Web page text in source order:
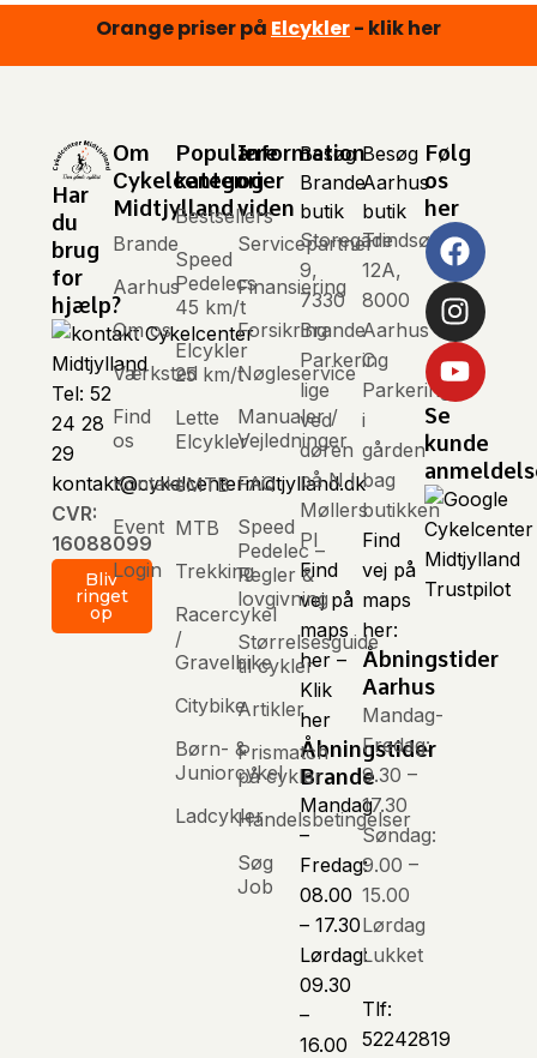
Orange priser påElcykler
eMTB- klik her
Har
du
brug
for
hjælp?
Tel: 52
24 28
29
kontakt@cykelcentermidtjylland.dk
CVR:
16088099
Bliv
ringet
op
Om
Cykelcenter
Midtjylland
Brande
Aarhus
Om os
Værksted
Find
os
Kontakt
Event
Login
Populære
kategorier
Bestsellers
Speed
Pedelecs
45 km/t
Elcykler
25 km/t
Lette
Elcykler
eMTB
MTB
Trekking
Racercykel
/
Gravelbike
Citybike
Børn- &
Juniorcykel
Ladcykler
Information
og
viden
Servicepartner
Finansiering
Forsikring
Nøgleservice
Manualer /
Vejledninger
FAQ
Speed
Pedelec –
Regler &
lovgivning
Størrelsesguide
til cykler
Artikler
Prismatch
på cykler
Handelsbetingelser
Søg
Job
Besøg
Brande
butik
Storegade
9,
7330
Brande
Parkering
lige
ved
døren
på N I
Møllers
Pl
Find
vej på
maps
her –
Klik
her
Åbningstider
Brande
Mandag
–
Fredag:
08.00
– 17.30
Lørdag:
09.30
–
16.00
Besøg
Aarhus
butik
Trindsøvej
12A,
8000
Aarhus
C
Parkering
i
gården
bag
butikken
Find
vej på
maps
her:
Åbningstider
Aarhus
Mandag-
Fredag:
9.30 –
17.30
Søndag:
9.00 –
15.00
Lørdag
Lukket
Tlf:
52242819
Følg
os
her
Se
kunde
Trustpilot